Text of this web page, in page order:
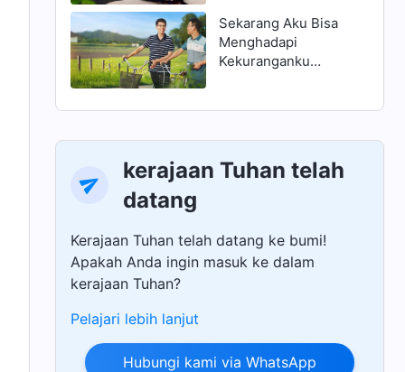
Sekarang Aku Bisa
Menghadapi
Kekuranganku
kerajaan Tuhan telah
datang
Kerajaan Tuhan telah datang ke bumi!
Apakah Anda ingin masuk ke dalam
kerajaan Tuhan?
Pelajari lebih lanjut
Hubungi kami via WhatsApp